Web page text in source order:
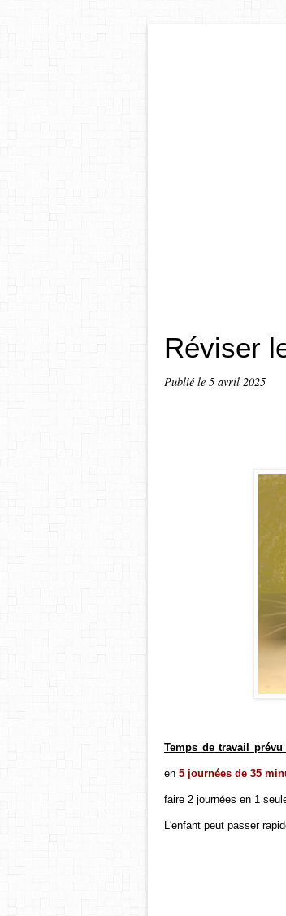
Réviser
Publié le 5 avril 2025
Temps de travail prévu
en 5 journées de 35
faire 2 journées en 1
L'enfant peut passer